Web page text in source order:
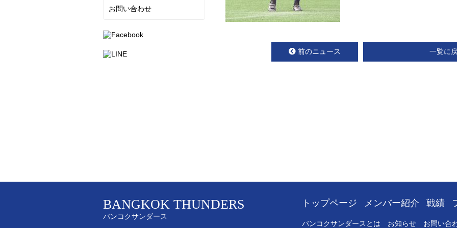
前のニュース 一覧に
お問い合わせ
BANGKOK THUNDERS
バンコクサンダース
トップページ メンバー紹介 戦績
バンコクサンダースとは お知らせ お問い合